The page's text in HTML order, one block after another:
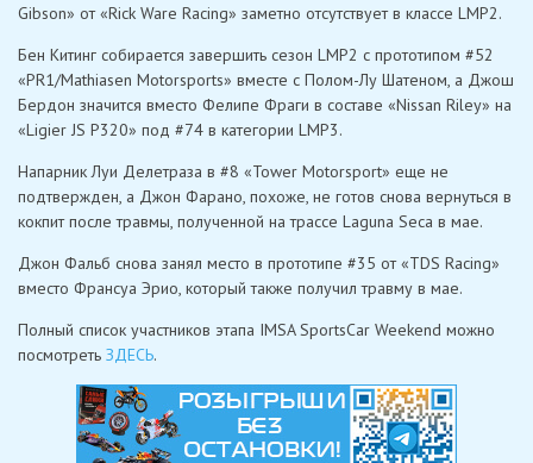
Gibson» от «Rick Ware Racing» заметно отсутствует в классе LMP2.
Бен Китинг собирается завершить сезон LMP2 с прототипом #52
«PR1/Mathiasen Motorsports» вместе с Полом-Лу Шатеном, а Джош
Бердон значится вместо Фелипе Фраги в составе «Nissan Riley» на
«Ligier JS P320» под #74 в категории LMP3.
Напарник Луи Делетраза в #8 «Tower Motorsport» еще не
подтвержден, а Джон Фарано, похоже, не готов снова вернуться в
кокпит после травмы, полученной на трассе Laguna Seca в мае.
Джон Фальб снова занял место в прототипе #35 от «TDS Racing»
вместо Франсуа Эрио, который также получил травму в мае.
Полный список участников этапа IMSA SportsCar Weekend можно
посмотреть ЗДЕСЬ.